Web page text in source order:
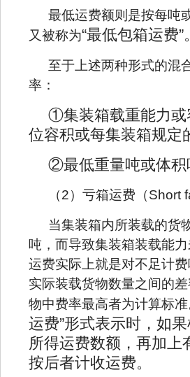
最低运费额则是按每吨
又被称为“最低包箱运费”。
至于上述两种形式的混
率：
①集装箱载重能力或
位容积或每集装箱规定
②最低重量吨或体积
（2）亏箱运费（Short
当集装箱内所装载的货
吨，而导致集装箱装载能
运费实际上就是对不足计
实际装载货物数量之间的
物中费率最高者为计算标
运费”形式表示时，如
所得运费数额，再加上
按后者计收运费。